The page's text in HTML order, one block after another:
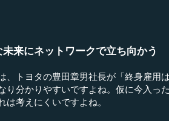
来にネットワークで立ち向かう
トヨタの豊田章男社長が「終身雇用
り分かりやすいですよね。仮に今入っ
は考えにくいですよね。